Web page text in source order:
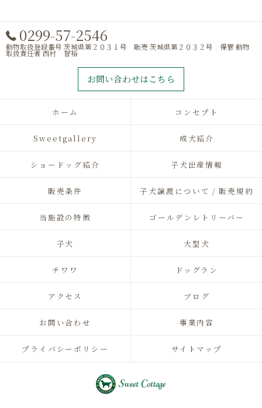
0299-57-2546
動物取扱登録番号 茨城県第２０３１号 販売 茨城県第２０３２号 保管 動物
取扱責任者 西村 智裕
お問い合わせはこちら
ホーム コンセプト
Sweetgallery 成犬紹介
ショードッグ紹介 子犬出産情報
販売条件 子犬譲渡について / 販売規約
当施設の特徴 ゴールデンレトリーバー
子犬 大型犬
チワワ ドッグラン
アクセス ブログ
お問い合わせ 事業内容
プライバシーポリシー サイトマップ